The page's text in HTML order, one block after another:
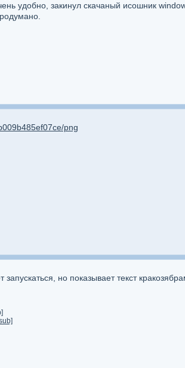
удобно, закинул скачаный исошник
png
но показывает текст